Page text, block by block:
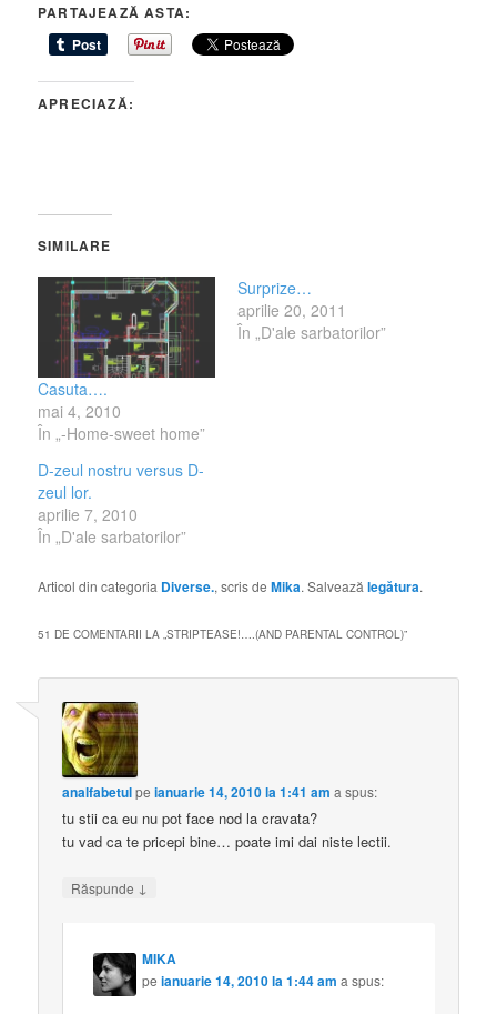
PARTAJEAZĂ ASTA:
APRECIAZĂ:
SIMILARE
Casuta….
mai 4, 2010
În „-Home-sweet home”
Surprize…
aprilie 20, 2011
În „D'ale sarbatorilor”
D-zeul nostru versus D-
zeul lor.
aprilie 7, 2010
În „D'ale sarbatorilor”
Articol din categoria Diverse., scris deMika. Salveazălegătura.
51 DE COMENTARII LA „STRIPTEASE!….(AND PARENTAL CONTROL)”
analfabetulpeianuarie 14, 2010 la 1:41 am a spus:
tu stii ca eu nu pot face nod la cravata?
tu vad ca te pricepi bine… poate imi dai niste lectii.
Răspunde ↓
MIKA
peianuarie 14, 2010 la 1:44 am a spus: